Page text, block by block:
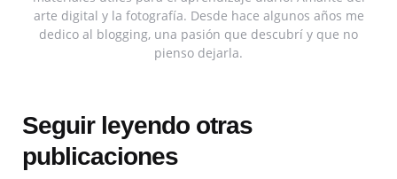
arte digital y la fotografía. Desde hace algunos años me
dedico al blogging, una pasión que descubrí y que no
pienso dejarla.
Seguir leyendo otras
publicaciones